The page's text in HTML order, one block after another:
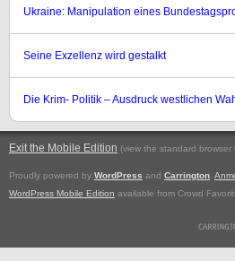
Ukraine: Manipulation eines
Seine Exzellenz wird gestalkt
Die Krim- Politik – Ausdruck westlichen
Exit the Mobile Edition (view the standard browser
Proudly powered by WordPress and Carrington
WordPress Mobile Edition available from Crowd